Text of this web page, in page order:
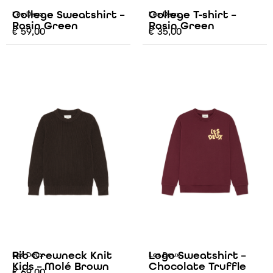
Les Deux
College Sweatshirt –
Rosin Green
€59,00
Les Deux
College T-shirt –
Rosin Green
€35,00
Les Deux
Rib Crewneck Knit
Kids – Molé Brown
Les Deux
Logo Sweatshirt –
Chocolate Truffle